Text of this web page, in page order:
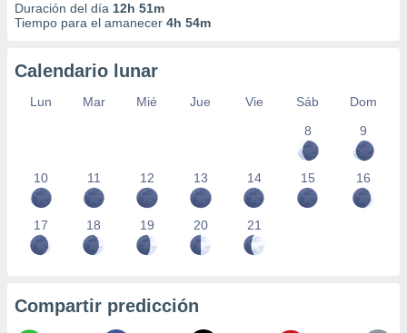
Duración del día 12h 51m
Tiempo para el amanecer 4h 54m
Calendario lunar
Lun Mar Mié Jue Vie Sáb
Dom
8
9
10 11 12 13 14 15 16
17 18 19 20 21
Compartir predicción